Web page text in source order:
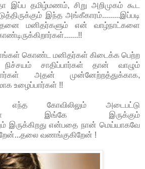
தமிழ்மணம், சிறு அறிமுகம் கூட
இந்த அங்கீகாரம்.........இப்படி
மனிதர்களும் என் வாழ்நாட்களை
கொண்ட மனிதர்கள் கிடைக்க பெற்ற
நிச்சயம் சாதிப்பார்கள் தான் வாழும்
அதன் முன்னேற்றத்துக்காக,
உழைப்பார்கள் !!
கோவிலிலும் அடைபட்டு
இங்கே இருக்கும்
இருக்கிறது என்பதை நான் மெய்யாகவே
வணங்குகிறேன் !